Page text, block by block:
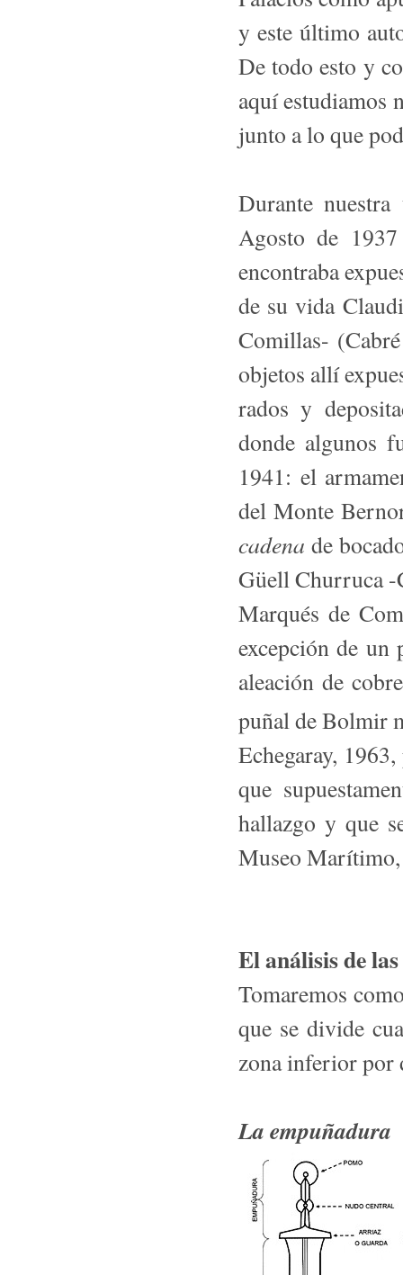
y este último
De todo esto y
aquí estudiamos
junto a lo que
Durante
Agosto de
encontraba
de su vida
Comillas-
objetos allí
rados y
donde algunos
1941: el
del Monte
cadena de
Güell Churruca -
Marqués de
excepción de un
aleación de
puñal de Bolmir
Echegaray,
que
hallazgo y que
Museo Marítimo,
El análisis de
Tomaremos
que se divide
zona inferior por
La empuñadura